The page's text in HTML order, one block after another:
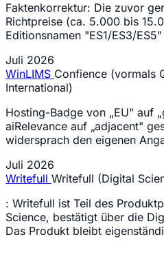
Faktenkorrektur: Die zuvor
Richtpreise (ca. 5.000 bis
Editionsnamen "ES1/ES3/
Juli 2026
WinLIMS Confience (vormals
International)
Hosting-Badge von „EU" auf
aiRelevance auf „adjacent"
widersprach den eigenen
Juli 2026
Writefull Writefull (Digital
: Writefull ist Teil des
Science, bestätigt über die
Das Produkt bleibt